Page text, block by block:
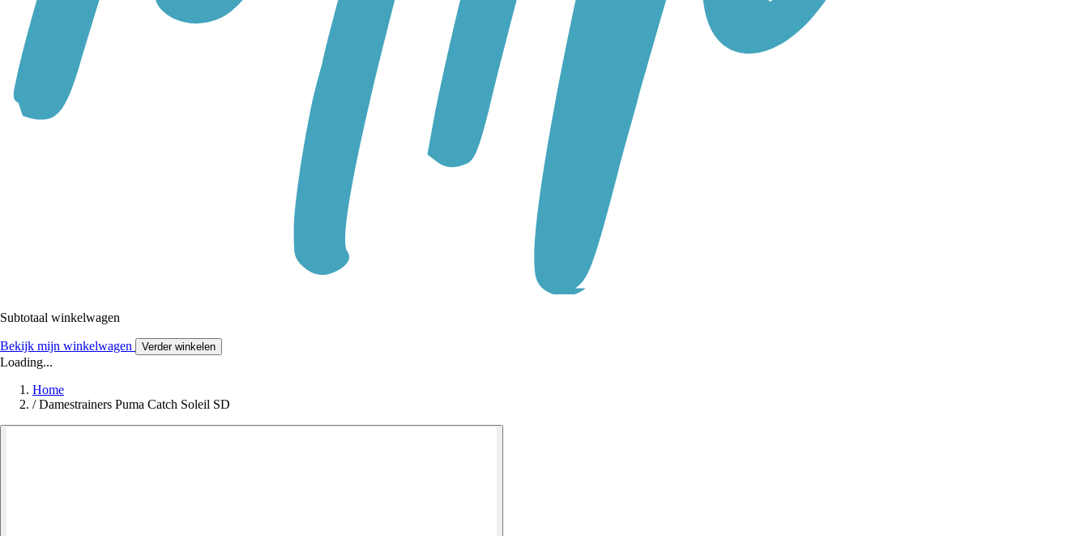
Subtotaal winkelwagen
Bekijk mijn winkelwagen Verder winkelen
Loading...
Home
/ Damestrainers Puma Catch Soleil SD